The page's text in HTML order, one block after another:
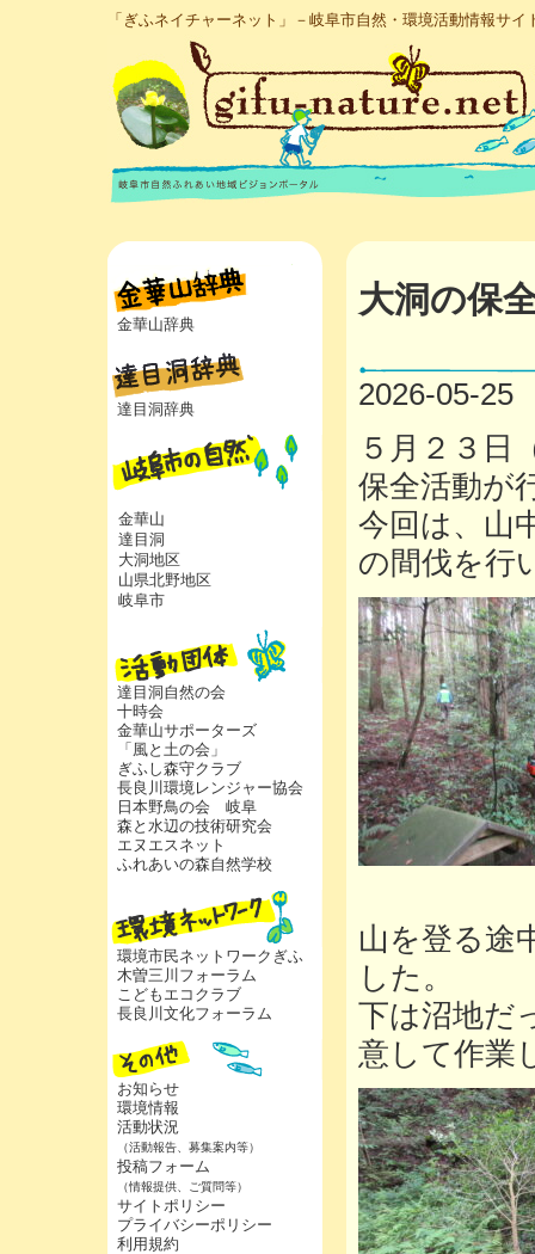
「ぎふネイチャーネット」－岐阜市自然・環境活動情報サイ
金華山辞典
達目洞辞典
金華山
達目洞
大洞地区
山県北野地区
岐阜市
達目洞自然の会
十時会
金華山サポーターズ
「風と土の会」
ぎふし森守クラブ
長良川環境レンジャー協会
日本野鳥の会 岐阜
森と水辺の技術研究会
エヌエスネット
ふれあいの森自然学校
環境市民ネットワークぎふ
木曽三川フォーラム
こどもエコクラブ
長良川文化フォーラム
お知らせ
環境情報
活動状況
（活動報告、募集案内等）
投稿フォーム
（情報提供、ご質問等）
サイトポリシー
プライバシーポリシー
利用規約
大洞の保
2026-05-25
５月２３日
保全活動が
今回は、山
の間伐を行
山を登る途
した。
下は沼地だ
意して作業